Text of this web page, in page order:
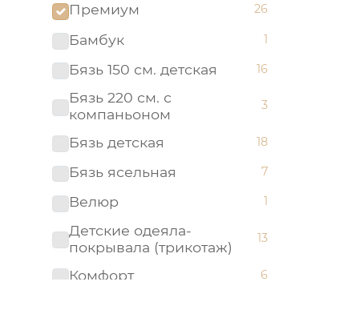
Премиум
26
Бамбук 1
Бязь 150 см. детская 16
Бязь 220 см. с
компаньоном
3
Бязь детская 18
Бязь ясельная 7
Велюр 1
Детские одеяла-
покрывала (трикотаж)
13
Комфорт 6